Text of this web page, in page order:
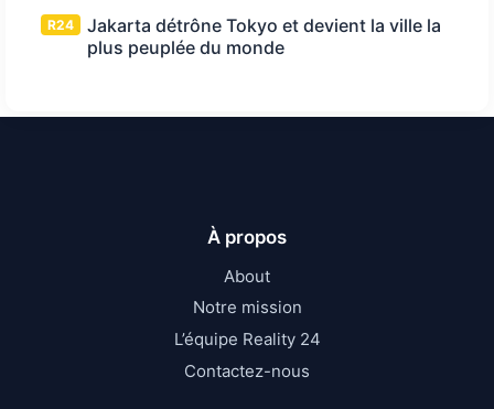
R24
Jakarta détrône Tokyo et devient la ville la
plus peuplée du monde
À propos
About
Notre mission
L’équipe Reality 24
Contactez-nous